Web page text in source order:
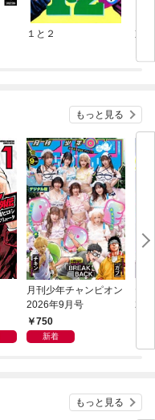
１と２ 京
もっと見る
月刊少年チャンピオン
2026年9月号
750
新着
26
もっと見る